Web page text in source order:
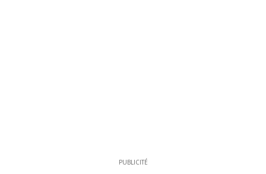
PUBLICITÉ